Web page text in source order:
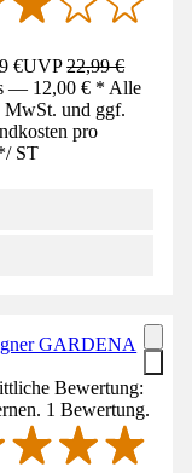
€UVP22,99 €
— 12,00 € * Alle
MwSt. und ggf.
pro
/ ST
GARDENA
Bewertung:
1 Bewertung.